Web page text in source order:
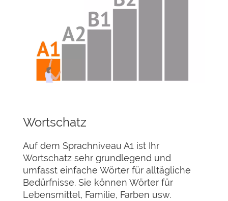
Wortschatz
Auf dem Sprachniveau A1 ist Ihr
Wortschatz sehr grundlegend und
umfasst einfache Wörter für alltägliche
Bedürfnisse. Sie können Wörter für
Lebensmittel, Familie, Farben usw.